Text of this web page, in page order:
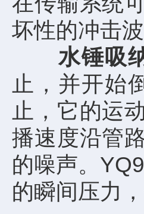
坏性的冲击
水锤吸
止，并开始
止，它的运
播速度沿管
的噪声。
的瞬间压力